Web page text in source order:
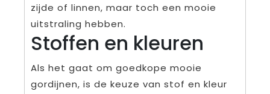
zijde of linnen, maar toch een mooie
uitstraling hebben.
Stoffen en kleuren
Als het gaat om goedkope mooie
gordijnen, is de keuze van stof en kleur